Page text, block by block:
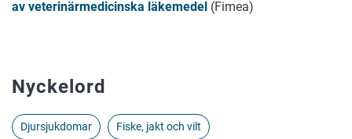
av veterinärmedicinska läkemedel (Fimea)
Nyckelord
Djursjukdomar Fiske, jakt och vilt